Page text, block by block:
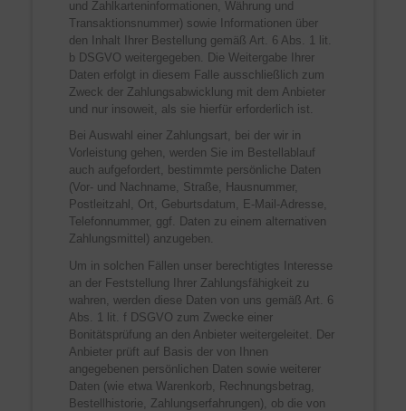
und Zahlkarteninformationen, Währung und
Transaktionsnummer) sowie Informationen über
den Inhalt Ihrer Bestellung gemäß Art. 6 Abs. 1 lit.
b DSGVO weitergegeben. Die Weitergabe Ihrer
Daten erfolgt in diesem Falle ausschließlich zum
Zweck der Zahlungsabwicklung mit dem Anbieter
und nur insoweit, als sie hierfür erforderlich ist.
Bei Auswahl einer Zahlungsart, bei der wir in
Vorleistung gehen, werden Sie im Bestellablauf
auch aufgefordert, bestimmte persönliche Daten
(Vor- und Nachname, Straße, Hausnummer,
Postleitzahl, Ort, Geburtsdatum, E-Mail-Adresse,
Telefonnummer, ggf. Daten zu einem alternativen
Zahlungsmittel) anzugeben.
Um in solchen Fällen unser berechtigtes Interesse
an der Feststellung Ihrer Zahlungsfähigkeit zu
wahren, werden diese Daten von uns gemäß Art. 6
Abs. 1 lit. f DSGVO zum Zwecke einer
Bonitätsprüfung an den Anbieter weitergeleitet. Der
Anbieter prüft auf Basis der von Ihnen
angegebenen persönlichen Daten sowie weiterer
Daten (wie etwa Warenkorb, Rechnungsbetrag,
Bestellhistorie, Zahlungserfahrungen), ob die von